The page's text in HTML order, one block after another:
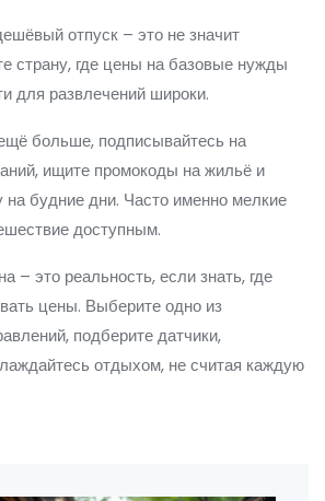
отпуск – это не значит
страну, где цены на базовые нужды
для развлечений широки.
больше, подписывайтесь на
ищите промокоды на жильё и
на будние дни. Часто именно мелкие
доступным.
– это реальность, если знать, где
цены. Выберите одно из
подберите датчики,
отдыхом, не считая каждую